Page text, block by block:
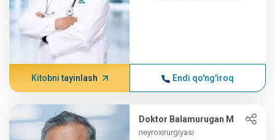
Kitobni tayinlash Endi qo'ng'iroq
Doktor Balamurugan M
neyroxirurgiyasi